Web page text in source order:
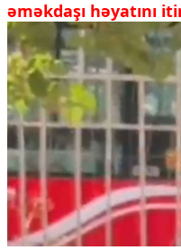
əməkdaşı həyatını